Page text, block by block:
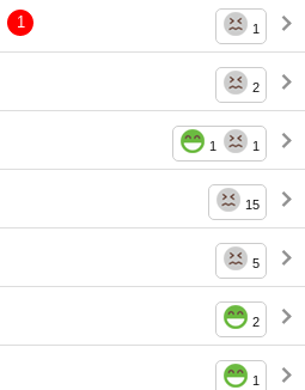
1
1
2
1 1
15
5
2
1